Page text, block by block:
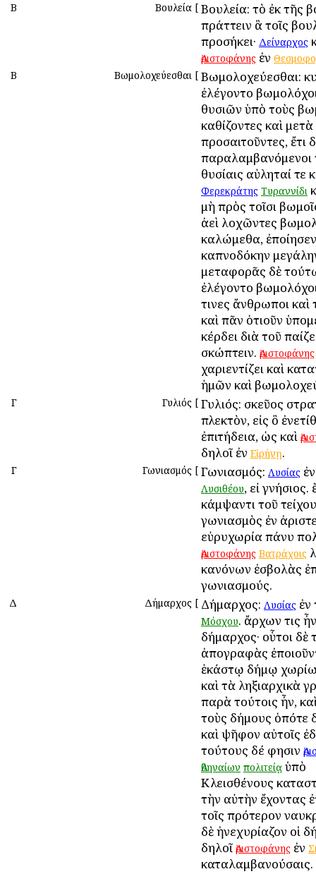
Β Βουλεία [ Βουλεία: τὸ ἐκ τῆς
πράττειν ἃ τοῖς
προσήκει· Δείναρχος
Ἀριστοφάνης ἐν
Β
Βωμολοχεύεσθαι [ Βωμολοχεύεσθαι:
ἐλέγοντο
θυσιῶν ὑπὸ τοὺς
καθίζοντες καὶ
προσαιτοῦντες, ἔτι
παραλαμβανόμενοι
θυσίαις αὐληταί τε
Φερεκράτης Τυραννίδι
μὴ πρὸς τοῖσι
ἀεὶ λοχῶντες
καλώμεθα,
καπνοδόκην
μεταφορᾶς δὲ
ἐλέγοντο
τινες ἄνθρωποι καὶ
καὶ πᾶν ὁτιοῦν
κέρδει διὰ τοῦ
σκώπτειν. Ἀριστοφάνης
χαριεντίζει καὶ
ἡμῶν καὶ
Γ Γυλιός [ Γυλιός: σκεῦος
πλεκτὸν, εἰς ὃ
ἐπιτήδεια, ὡς καὶ
δηλοῖ ἐν Εἰρήνῃ.
Γ Γωνιασμός [ Γωνιασμός: Λυσίας
Λυσιθέου, εἰ γνήσιος.
κάμψαντι τοῦ
γωνιασμὸς ἐν
εὐρυχωρία πάνυ
Ἀριστοφάνης Βατράχοις
κανόνων ἐσβολὰς
γωνιασμούς.
Δ Δήμαρχος [ Δήμαρχος: Λυσίας
Μόσχου. ἄρχων τις
δήμαρχος· οὗτοι δὲ
ἀπογραφὰς
ἑκάστῳ δήμῳ
καὶ τὰ ληξιαρχικὰ
παρὰ τούτοις ἦν,
τοὺς δήμους ὁπότε
καὶ ψῆφον αὐτοῖς
τούτους δέ φησιν
Ἀθηναίων πολιτείᾳ ὑπὸ
Κλεισθένους
τὴν αὐτὴν ἔχοντας
τοῖς πρότερον
δὲ ἠνεχυρίαζον οἱ
δηλοῖ Ἀριστοφάνης ἐν
καταλαμβανούσαις.